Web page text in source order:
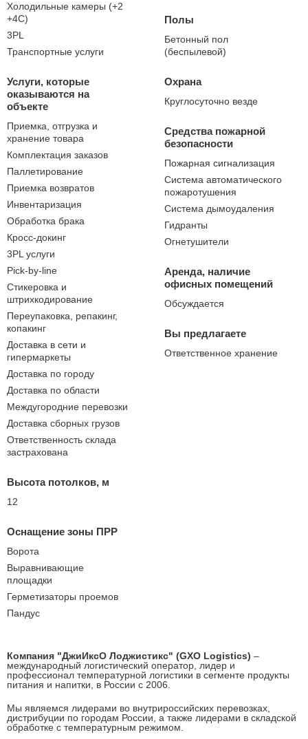
Холодильные камеры (+2
+4С)
3PL
Транспортные услуги
Услуги, которые
оказываются на
объекте
Приемка, отгрузка и
хранение товара
Комплектация заказов
Паллетирование
Приемка возвратов
Инвентаризация
Обработка брака
Кросс-докинг
3PL услуги
Pick-by-line
Стикеровка и
штрихкодирование
Переупаковка, репакинг,
копакинг
Доставка в сети и
гипермаркеты
Доставка по городу
Доставка по области
Междугородние перевозки
Доставка сборных грузов
Ответственность склада
застрахована
Высота потолков, м
12
Оснащение зоны ПРР
Ворота
Выравнивающие
площадки
Герметизаторы проемов
Пандус
Полы
Бетонный пол
(беспылевой)
Охрана
Круглосуточно везде
Средства пожарной
безопасности
Пожарная сигнализация
Система автоматического
пожаротушения
Система дымоудаления
Гидранты
Огнетушители
Аренда, наличие
офисных помещений
Обсуждается
Вы предлагаете
Ответственное хранение
Компания "ДжиИксО Лоджистикс" (GXO Logistics) –
международный логистический оператор, лидер и
профессионал температурной логистики в сегменте продукты
питания и напитки, в России с 2006.
Мы являемся лидерами во внутрироссийских перевозках,
дистрибуции по городам России, а также лидерами в складской
обработке с температурным режимом.